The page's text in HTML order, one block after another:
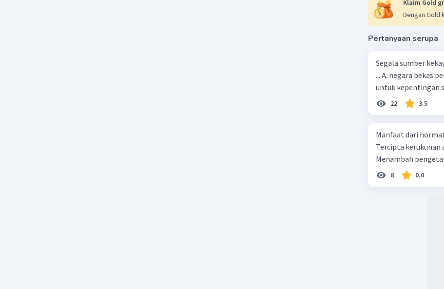
Pancasila.
bermalas-
jawab nya
Beri
Klaim Gold
Dengan Gold
Pertanyaan serupa
Segala sumber
... A. negara bekas penjajah B. pejabat negara yang berpengaruh C. pemerintah
untuk kepentingan
22 3.5
Manfaat dari
Tercipta kerukunan
Menambah
8 0.0